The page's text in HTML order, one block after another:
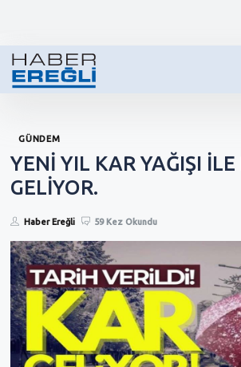
GÜNDEM
YENİ YIL KAR YAĞIŞI
GELİYOR.
Haber Ereğli 59 Kez Okundu